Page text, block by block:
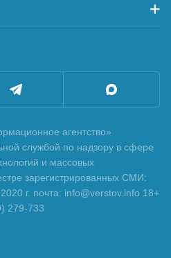
агентство»
службой по надзору в сфере
и массовых
зарегистрированных СМИ:
г. почта: info@verstov.info 18+
279-733